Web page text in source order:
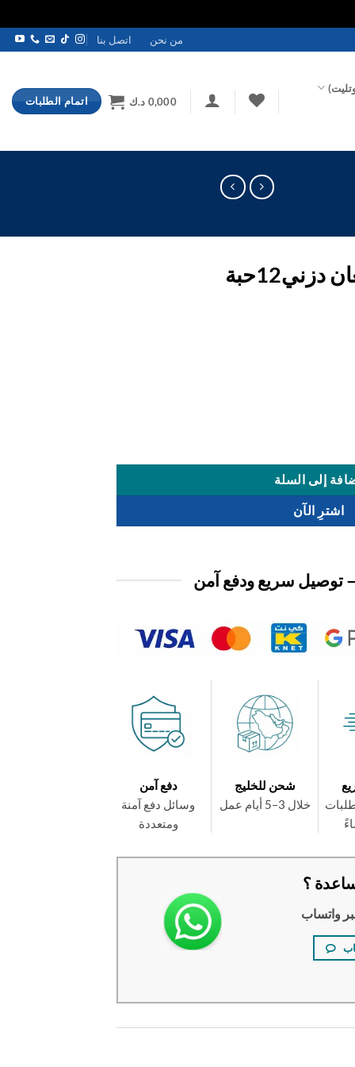
من نحن اتصل بنا
0,000 د.ك اتمام الطلبات
إلى السلة
اشترِ الآن
توصيل سريع ودفع آمن
شحن للخليج
خلال 3–5 أيام عمل
دفع آمن
وسائل دفع آمنة
ومتعددة
؟
واتساب